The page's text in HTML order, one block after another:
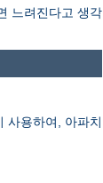
느려진다고 생각
사용하여, 아파치